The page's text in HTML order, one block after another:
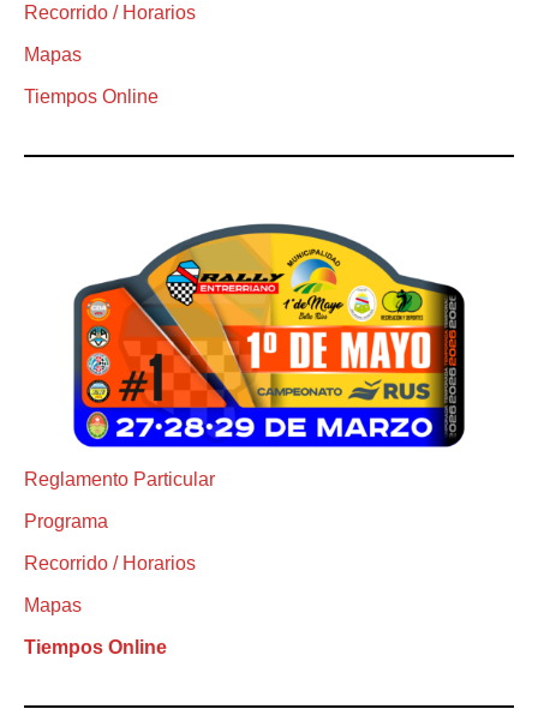
Recorrido / Horarios
Mapas
Tiempos Online
Reglamento Particular
Programa
Recorrido / Horarios
Mapas
Tiempos Online